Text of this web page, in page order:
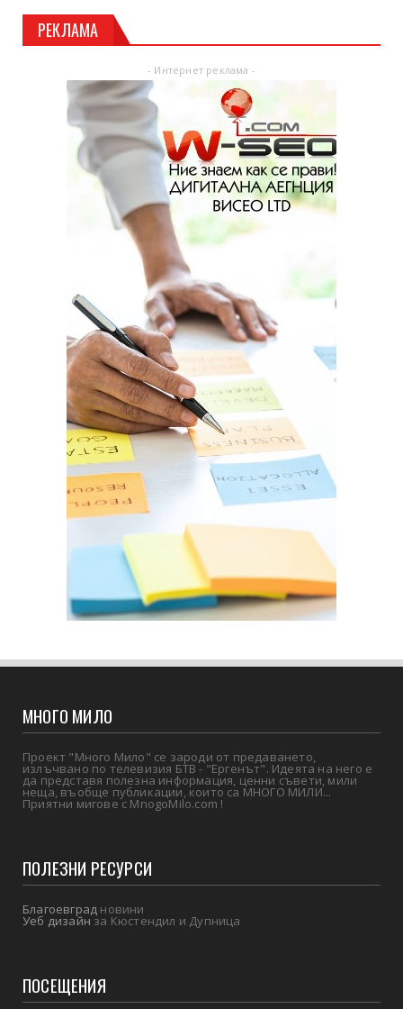
РЕКЛАМА
- Интернет реклама -
МНОГО МИЛО
Проект "Много Мило" се зароди от предаването,
излъчвано по телевизия БТВ - "Ергенът". Идеята на него е
да представя полезна информация, ценни съвети, мили
неща, въобще публикации, които са МНОГО МИЛИ...
Приятни мигове с MnogoMilo.com !
ПОЛЕЗНИ РЕСУРСИ
Благоевград новини
Уеб дизайнза Кюстендил и Дупница
ПОСЕЩЕНИЯ